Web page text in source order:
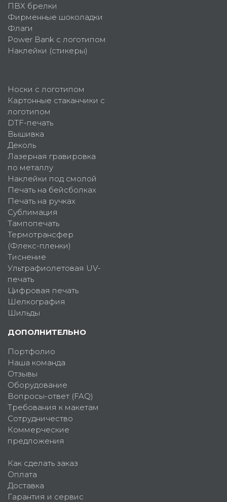
ПВХ брелки
Фирменные шоколадки
Флаги
Power Bank с логотипом
Наклейки (стикеры)
Носки с логотипом
Картонные стаканчики с
логотипом
DTF-печать
Вышивка
Деколь
Лазерная гравировка
по металлу
Наклейки под смолой
Печать на бейсболках
Печать на ручках
Сублимация
Тампопечать
Термотрансфер
(Флекс-пленки)
Тиснение
Ультрафиолетовая UV-
печать
Цифровая печать
Шелкография
Шильды
ДОПОЛНИТЕЛЬНО
Портфолио
Наша команда
Отзывы
Оборудование
Вопросы-ответ (FAQ)
Требования к макетам
Сотрудничество
Коммерческие
предложения
Как сделать заказ
Оплата
Доставка
Гарантия и сервис